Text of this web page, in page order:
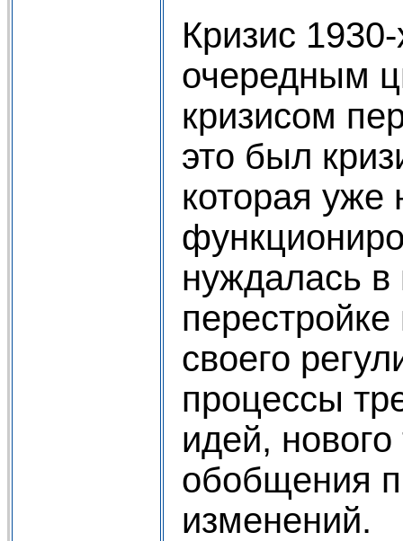
Кризис
очередным
кризисом
это был
которая уже
нуждалась в
своего
процессы
идей, нового
обобщения
изменений.